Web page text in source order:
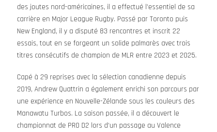
des joutes nord-américaines, il a effectué l’essentiel de sa
carrière en Major League Rugby. Passé par Toronto puis
New England, il y a disputé 83 rencontres et inscrit 22
essais, tout en se forgeant un solide palmarès avec trois
titres consécutifs de champion de MLR entre 2023 et 2025.
Capé à 29 reprises avec la sélection canadienne depuis
2019, Andrew Quattrin a également enrichi son parcours par
une expérience en Nouvelle-Zélande sous les couleurs des
Manawatu Turbos. La saison passée, il a découvert le
championnat de PRO D2 lors d’un passage au Valence